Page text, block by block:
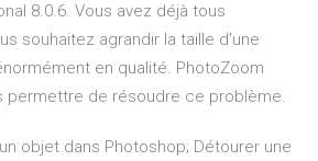
8.0.6. Vous avez déjà tous
souhaitez agrandir la taille d'une
en qualité. PhotoZoom
permettre de résoudre ce problème.
objet dans Photoshop; Détourer une